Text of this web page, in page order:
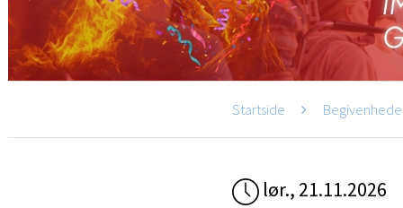
Startside
lør., 21.11.2026